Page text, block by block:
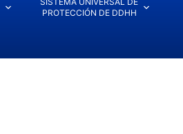
PROTECCIÓN DE DDHH